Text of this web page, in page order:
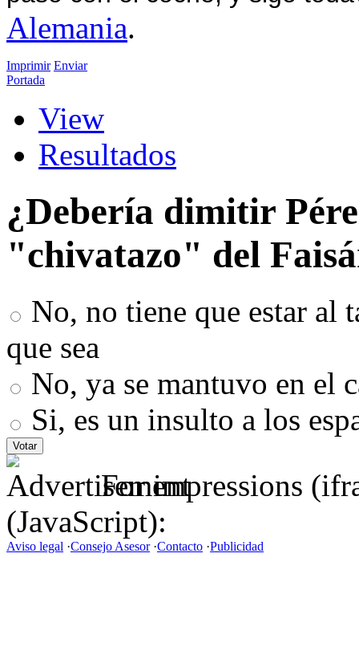
Alemania.
Imprimir Enviar
Portada
View
Resultados
¿Debería dimitir
"chivatazo" del
No, no tiene que estar al
que sea
No, ya se mantuvo en el
Si, es un insulto a los
For impressions
(JavaScript):
Aviso legal ·Consejo Asesor·Contacto ·Publicidad